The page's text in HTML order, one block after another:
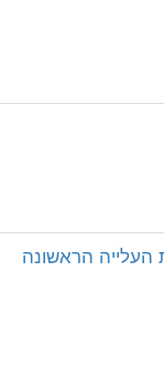
העלייה הראשונה